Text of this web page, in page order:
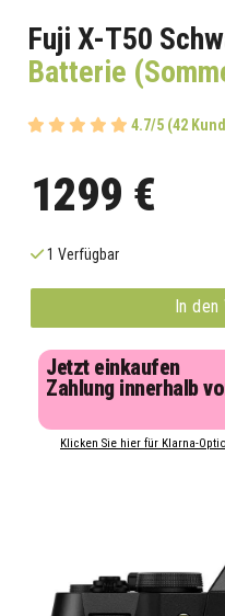
Fuji X-T50
Batterie
4.7/5 (42
1299 €
1 Verfügbar
In
Jetzt einkaufen
Zahlung innerhalb
Klicken Sie hier für Klarna-